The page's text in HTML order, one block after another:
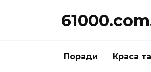
Поради Краса